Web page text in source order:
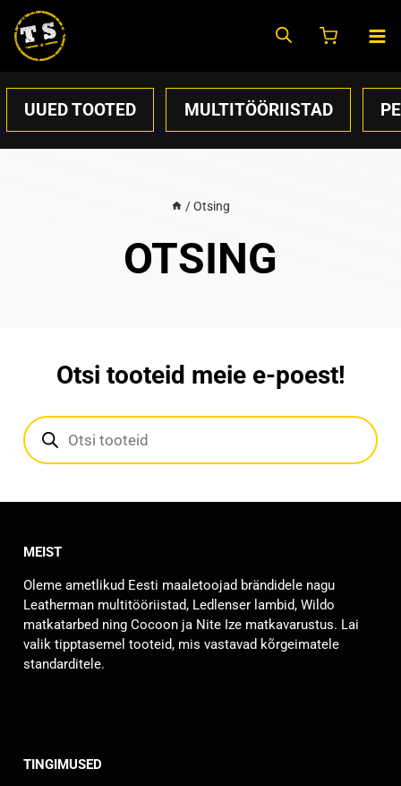
content
UUED TOOTED MULTITÖÖRIISTAD
/ Otsing
OTSING
Otsi tooteid meie e-poest!
P
r
o
t
e
r
c
h
MEIST
Oleme ametlikud Eesti maaletoojad brändidele nagu
Leatherman multitööriistad, Ledlenser lambid, Wildo
matkatarbed ning Cocoon ja Nite Ize matkavarustus. Lai
valik tipptasemel tooteid, mis vastavad kõrgeimatele
standarditele.
TINGIMUSED